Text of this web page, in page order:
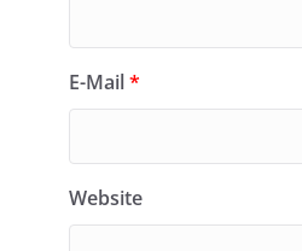
E-Mail*
Website